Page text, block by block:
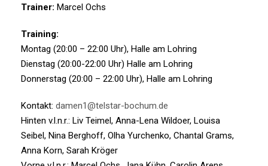
Trainer: Marcel Ochs
Training:
Montag (20:00 – 22:00 Uhr), Halle am Lohring
Dienstag (20:00-22:00 Uhr) Halle am Lohring
Donnerstag (20:00 – 22:00 Uhr), Halle am Lohring
Kontakt: damen1@telstar-bochum.de
Hinten v.l.n.r.: Liv Teimel, Anna-Lena Wildoer, Louisa
Seibel, Nina Berghoff, Olha Yurchenko, Chantal Grams,
Anna Korn, Sarah Kröger